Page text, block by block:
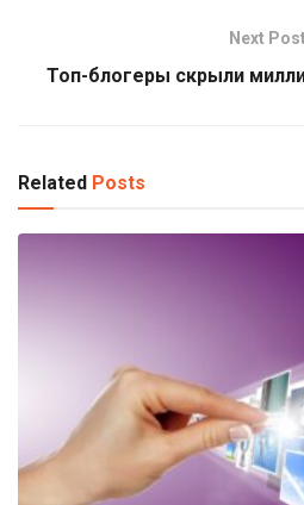
Next Post
Топ-блогеры скрыли
Related Posts